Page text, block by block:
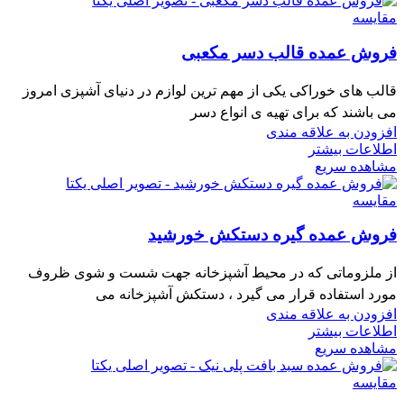
مقایسه
فروش عمده قالب دسر مکعبی
قالب های خوراکی یکی از مهم ترین لوازم در دنیای آشپزی امروز
می باشند که برای تهیه ی انواع دسر
افزودن به علاقه مندی
اطلاعات بیشتر
مشاهده سریع
مقایسه
فروش عمده گیره دستکش خورشید
از ملزوماتی که در محیط آشپزخانه جهت شست و شوی ظروف
مورد استفاده قرار می گیرد ، دستکش آشپزخانه می
افزودن به علاقه مندی
اطلاعات بیشتر
مشاهده سریع
مقایسه